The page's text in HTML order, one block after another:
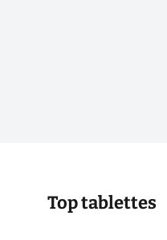
Top tablettes